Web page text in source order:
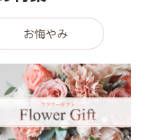
お悔やみ